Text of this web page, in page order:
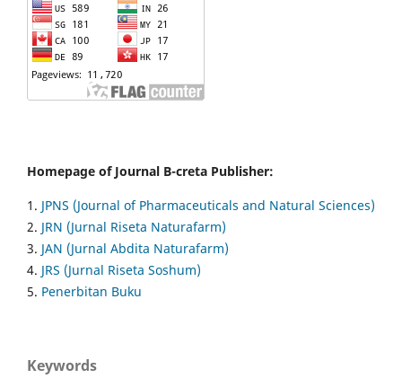
Homepage of Journal B-creta Publisher:
1. JPNS (Journal of Pharmaceuticals and Natural Sciences)
2. JRN (Jurnal Riseta Naturafarm)
3. JAN (Jurnal Abdita Naturafarm)
4. JRS (Jurnal Riseta Soshum)
5. Penerbitan Buku
Keywords